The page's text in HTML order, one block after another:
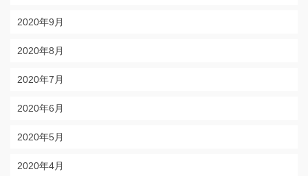
2020年9月
2020年8月
2020年7月
2020年6月
2020年5月
2020年4月